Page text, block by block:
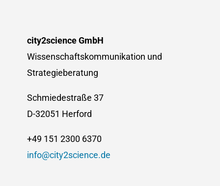
city2science GmbH
Wissenschaftskommunikation und
Strategieberatung
Schmiedestraße 37
D-32051 Herford
+49 151 2300 6370
info@city2science.de